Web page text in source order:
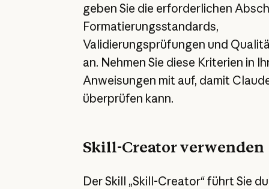
geben Sie die erforderlichen
Formatierungsstandards,
Validierungsprüfungen und
an. Nehmen Sie diese Kriterien in
Anweisungen mit auf, damit
überprüfen kann.
Skill-Creator verwenden
Der Skill „Skill-Creator“ führt Sie